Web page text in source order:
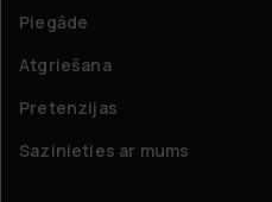
Piegāde
Atgriešana
Pretenzijas
Sazinieties ar mums